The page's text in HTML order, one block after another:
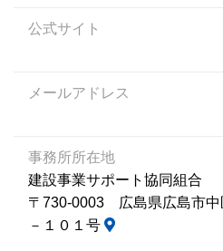
公式サイト
メールアドレス
事務所所在地
建設事業サポート協同組合
〒730-0003 広島県広島市中
－１０１号